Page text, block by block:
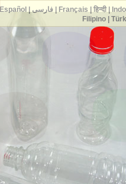
Español فارسی| Français हिन्दी|
Filipino|